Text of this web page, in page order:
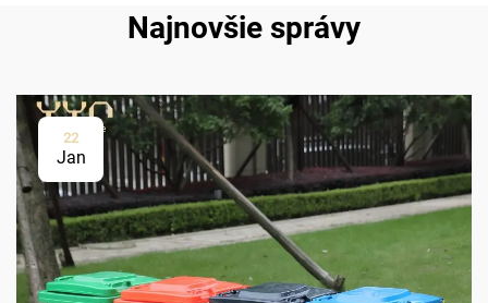
Najnovšie správy
22
Jan